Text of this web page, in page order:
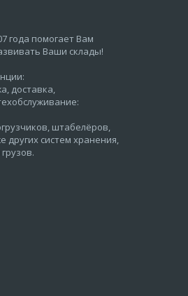
года помогает Вам
Ваши склады!
доставка,
штабелёров,
других систем хранения,